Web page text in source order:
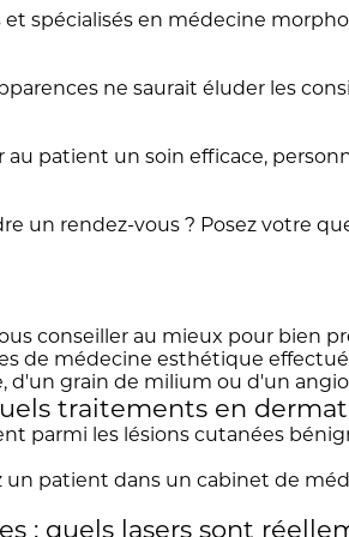
spécialisés en médecine
ne saurait éluder les
patient un soin efficace,
un rendez-vous ? Posez votre
conseiller au mieux pour bien
de médecine esthétique
traitements en
parmi les lésions cutanées
: quels lasers sont